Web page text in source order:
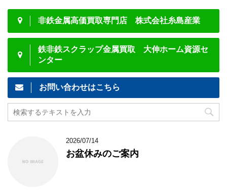
非鉄金属高価買取専門店 株式会社糸島産業
鉄非鉄スクラップ金属買取 大伸ホーム資源セ
ンター
お問い合わせはこちら
2026/07/14
お盆休みのご案内